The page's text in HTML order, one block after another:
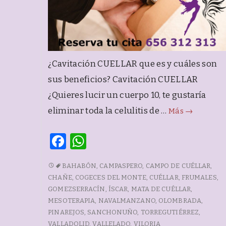
¿Cavitación CUELLAR que es y cuáles son
sus beneficios? Cavitación CUELLAR
¿Quieres lucir un cuerpo 10, te gustaría
eliminar toda la celulitis de …Más Cavitación
→
F
c
e
b
o
h
at
s
A
p
CAVITACIÓN
CUELLAR
BAHABÓN CAMPASPERO CAMPO DE CUÉLLAR
CHAÑE, COGECES DEL MONTE, CUÉLLAR FRUMALES
GOMEZSERRACÍN ÍSCAR MATA DE CUÉLLAR
MESOTERAPIA NAVALMANZANO, OLOMBRADA
PINAREJOS SANCHONUÑO TORREGUTIÉRREZ
VALLADOLID ,VALLELADO VILORIA